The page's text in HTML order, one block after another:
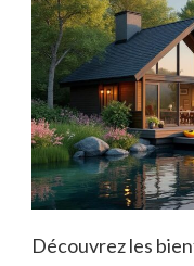
Découvrez les